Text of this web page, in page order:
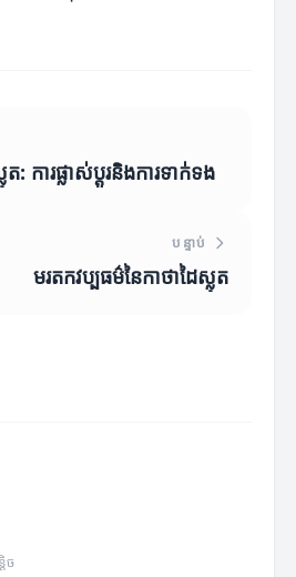
ត: ការផ្លាស់ប្តូរនិងការទាក់ទង
បន្ទាប់
មរតកវប្បធម៌នៃកាថាដៃស្លុត
ច